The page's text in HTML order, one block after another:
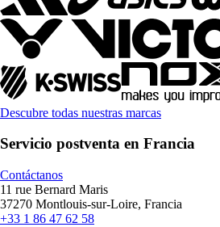
Descubre todas nuestras marcas
Servicio postventa en Francia
Contáctanos
11 rue Bernard Maris
37270 Montlouis-sur-Loire, Francia
+33 1 86 47 62 58